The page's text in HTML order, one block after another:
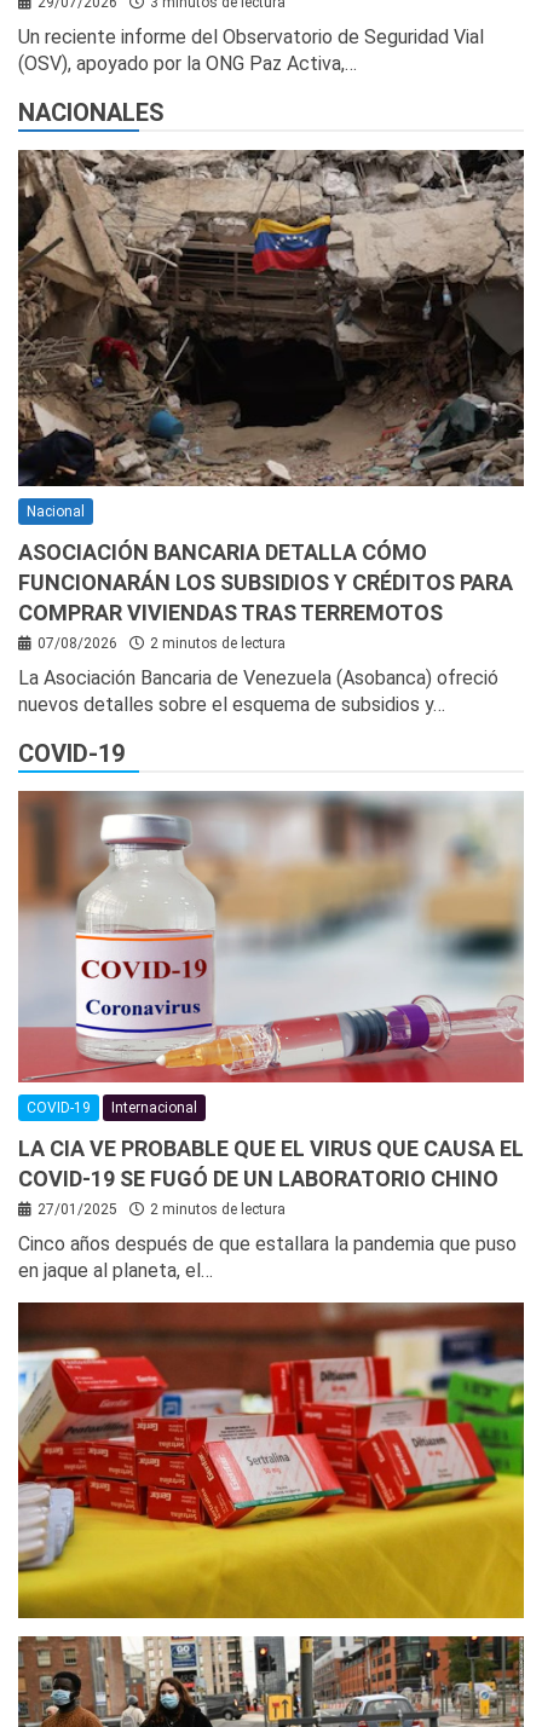
Un reciente informe del Observatorio de Seguridad Vial
(OSV), apoyado por la ONG Paz Activa,…
NACIONALES
Nacional
ASOCIACIÓN BANCARIA DETALLA CÓMO
FUNCIONARÁN LOS SUBSIDIOS Y CRÉDITOS PARA
COMPRAR VIVIENDAS TRAS TERREMOTOS
07/08/2026 2 minutos de lectura
La Asociación Bancaria de Venezuela (Asobanca) ofreció
nuevos detalles sobre el esquema de subsidios y…
COVID-19
COVID-19 Internacional
LA CIA VE PROBABLE QUE EL VIRUS QUE CAUSA EL
COVID-19 SE FUGÓ DE UN LABORATORIO CHINO
27/01/2025 2 minutos de lectura
Cinco años después de que estallara la pandemia que puso
en jaque al planeta, el…